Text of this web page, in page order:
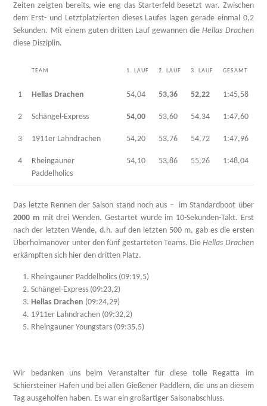
Zeiten zeigten bereits, wie eng das Starterfeld besetzt war. Zwischen
dem Erst- und Letztplatzierten dieses Laufes lagen gerade einmal 0,2
Sekunden. Mit einem guten dritten Lauf gewannen dieHellas Drachen
diese Disziplin.
TEAM 1. LAUF 2. LAUF 3. LAUF GESAMT
1 Hellas Drachen 54,04 53,36 52,22 1:45,58
2 Schängel-Express 54,00 53,60 54,34 1:47,60
3 1911er Lahndrachen 54,20 53,76 54,72 1:47,96
4
Rheingauner
Paddelholics
54,10 53,86 55,26 1:48,04
Das letzte Rennen der Saison stand noch aus – im Standardboot über
2000 m mit drei Wenden. Gestartet wurde im 10-Sekunden-Takt. Erst
nach der letzten Wende, d.h. auf den letzten 500 m, gab es die ersten
Überholmanöver unter den fünf gestarteten Teams. DieHellas Drachen
erkämpften sich hier den dritten Platz.
Rheingauner Paddelholics (09:19,5)
Schängel-Express (09:23,2)
Hellas Drachen (09:24,29)
1911er Lahndrachen (09:32,2)
Rheingauner Youngstars (09:35,5)
Wir bedanken uns beim Veranstalter für diese tolle Regatta im
Schiersteiner Hafen und bei allen Gießener Paddlern, die uns an diesem
Tag ausgeholfen haben. Es war ein großartiger Saisonabschluss.